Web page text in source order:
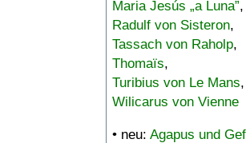
Maria Jesús „a Luna”,
Radulf von Sisteron,
Tassach von Raholp,
Thomaïs,
Turibius von Le Mans,
Wilicarus von Vienne
• neu: Agapus und